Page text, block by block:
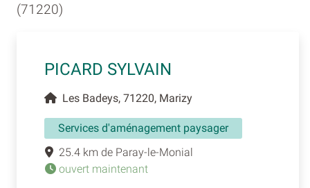
(71220)
PICARD SYLVAIN
Les Badeys, 71220, Marizy
Services d'aménagement paysager
25.4 km de Paray-le-Monial
ouvert maintenant